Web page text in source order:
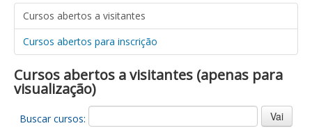
Cursos abertos a visitantes
Cursos abertos para inscrição
Cursos abertos a visitantes (apenas para
visualização)
Buscar cursos: